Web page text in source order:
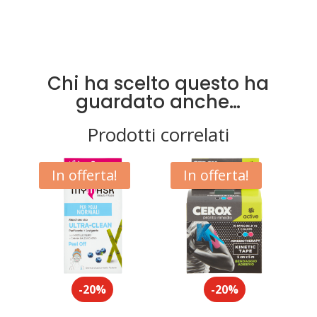
Chi ha scelto questo ha
guardato anche…
Prodotti correlati
In offerta!
-20%
In offerta!
-20%